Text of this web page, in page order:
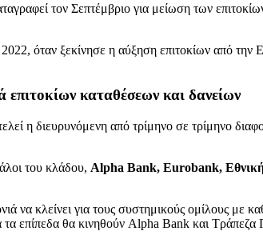
τον Σεπτέμβριο για μείωση των
2022, όταν ξεκίνησε η αύξηση επιτοκίων από
καταθέσεων και δανείων
η διευρυνόμενη από τρίμηνο σε τρίμηνο
του κλάδου, Alpha Bank, Eurobank,
να κλείνει για τους συστημικούς ομίλους
επίπεδα θα κινηθούν Alpha Bank και Τράπεζα